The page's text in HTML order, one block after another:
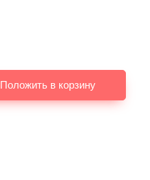
Положить в корзину